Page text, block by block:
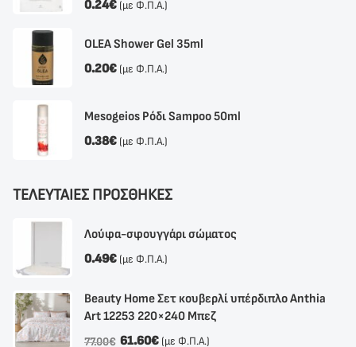
0.24€ (με Φ.Π.Α.)
OLEA Shower Gel 35ml
0.20€ (με Φ.Π.Α.)
Mesogeios Ρόδι Sampoo 50ml
0.38€ (με Φ.Π.Α.)
ΤΕΛΕΥΤΑΙΕΣ ΠΡΟΣΘΗΚΕΣ
Λούφα-σφουγγάρι σώματος
0.49€ (με Φ.Π.Α.)
Beauty Home Σετ κουβερλί υπέρδιπλο Anthia
Αrt 12253 220×240 Μπεζ
77.00€ 61.60€ (με Φ.Π.Α.)